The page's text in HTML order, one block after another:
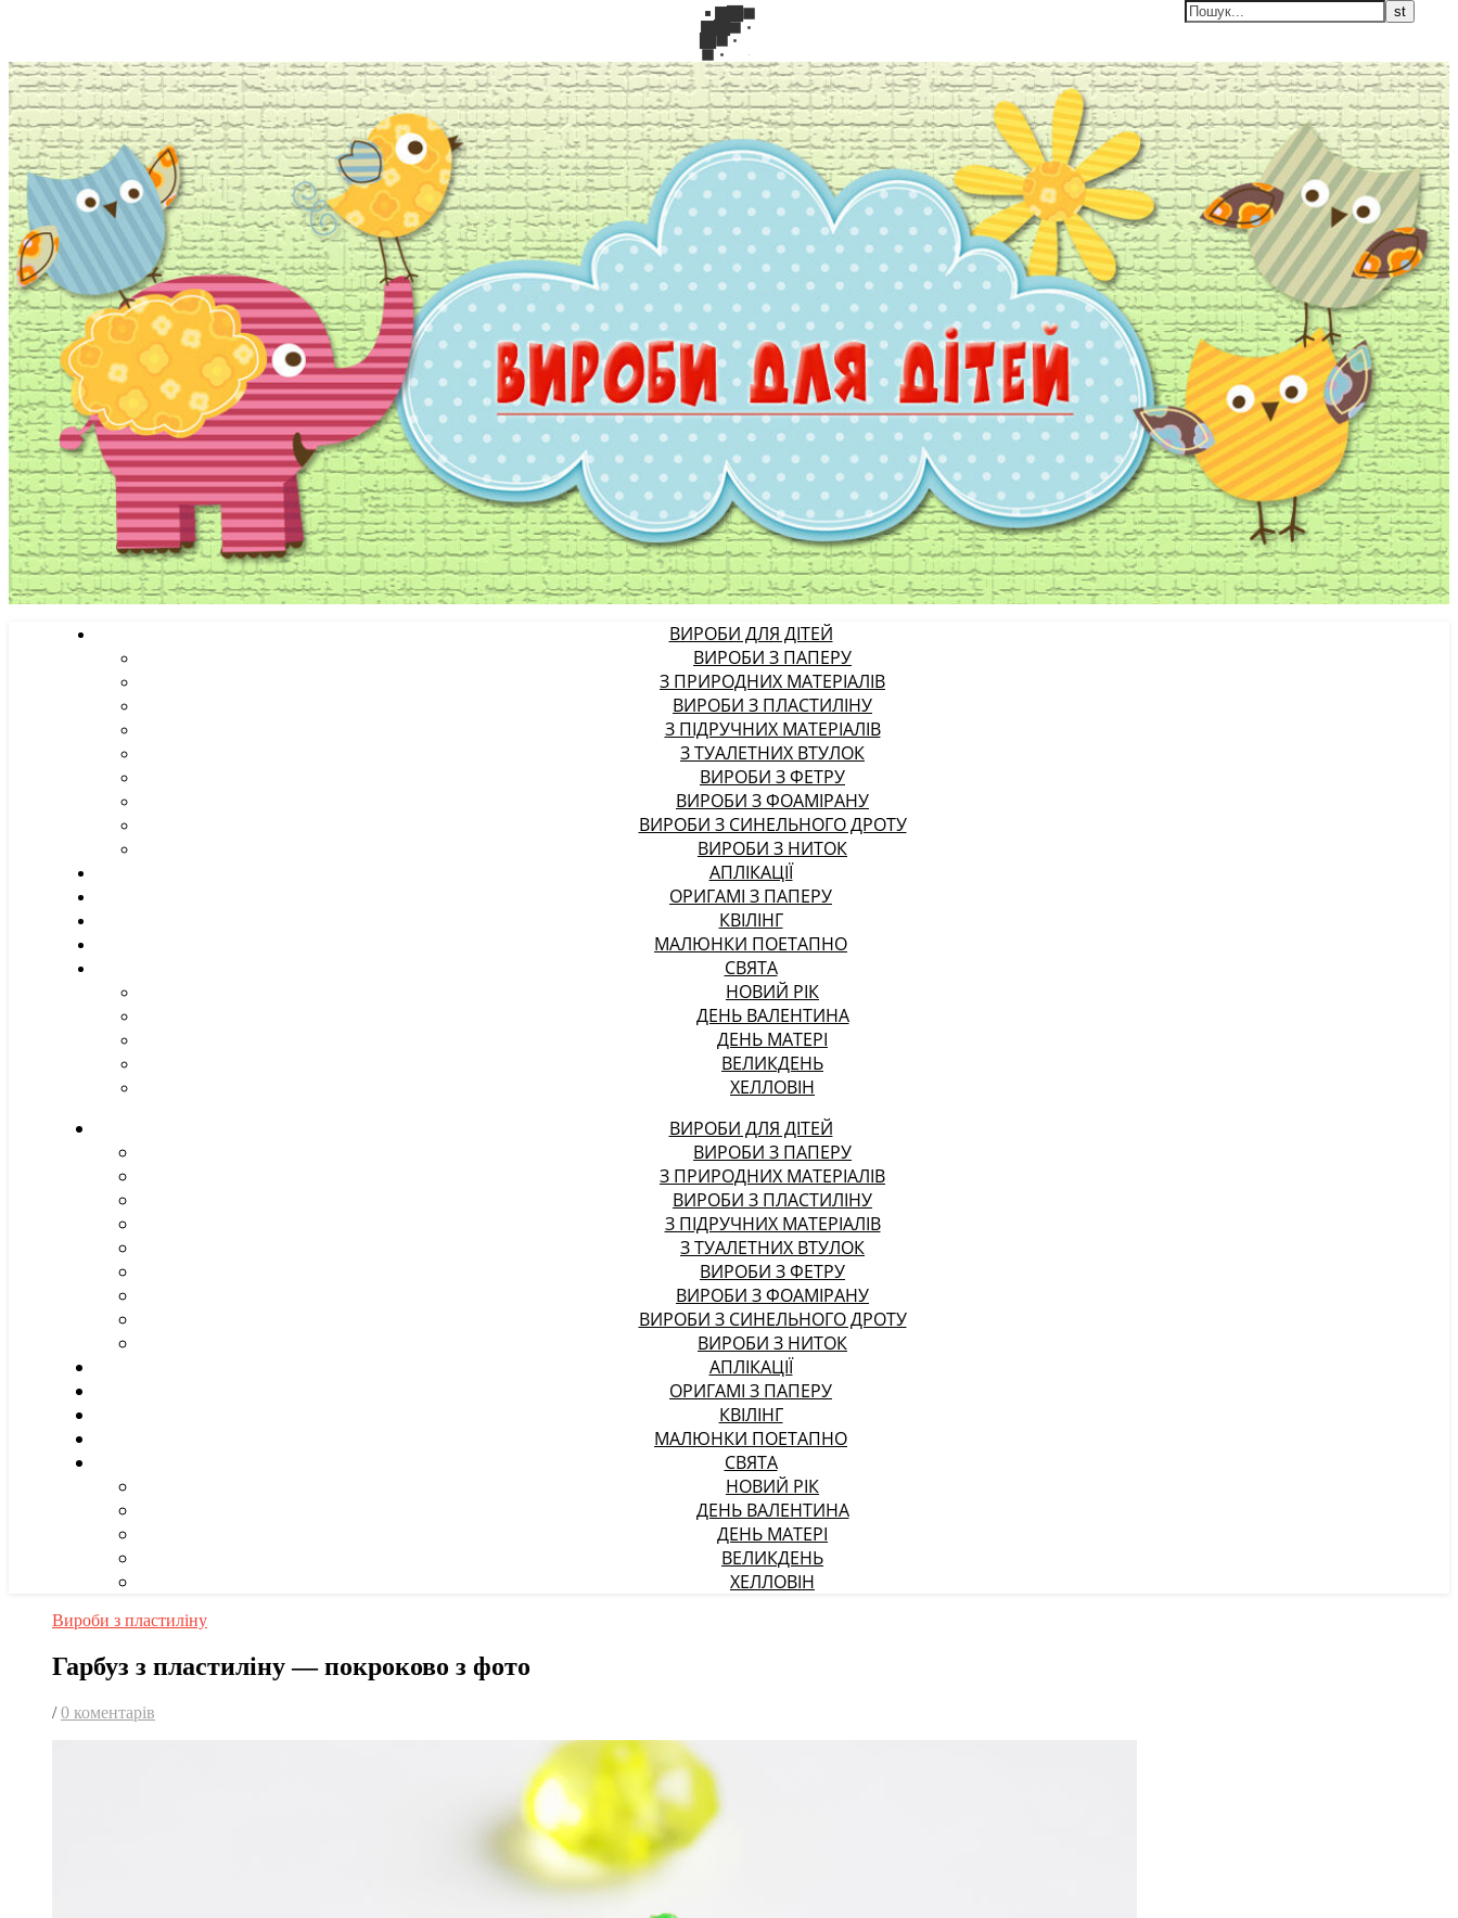
ВИРОБИ ДЛЯ ДІТЕЙ
ВИРОБИ З ПАПЕРУ
З ПРИРОДНИХ МАТЕРІАЛІВ
ВИРОБИ З ПЛАСТИЛІНУ
З ПІДРУЧНИХ МАТЕРІАЛІВ
З ТУАЛЕТНИХ ВТУЛОК
ВИРОБИ З ФЕТРУ
ВИРОБИ З ФОАМІРАНУ
ВИРОБИ З СИНЕЛЬНОГО ДРОТУ
ВИРОБИ З НИТОК
АПЛІКАЦІЇ
ОРИГАМІ З ПАПЕРУ
КВІЛІНГ
МАЛЮНКИ ПОЕТАПНО
СВЯТА
НОВИЙ РІК
ДЕНЬ ВАЛЕНТИНА
ДЕНЬ МАТЕРІ
ВЕЛИКДЕНЬ
ХЕЛЛОВІН
ВИРОБИ ДЛЯ ДІТЕЙ
ВИРОБИ З ПАПЕРУ
З ПРИРОДНИХ МАТЕРІАЛІВ
ВИРОБИ З ПЛАСТИЛІНУ
З ПІДРУЧНИХ МАТЕРІАЛІВ
З ТУАЛЕТНИХ ВТУЛОК
ВИРОБИ З ФЕТРУ
ВИРОБИ З ФОАМІРАНУ
ВИРОБИ З СИНЕЛЬНОГО ДРОТУ
ВИРОБИ З НИТОК
АПЛІКАЦІЇ
ОРИГАМІ З ПАПЕРУ
КВІЛІНГ
МАЛЮНКИ ПОЕТАПНО
СВЯТА
НОВИЙ РІК
ДЕНЬ ВАЛЕНТИНА
ДЕНЬ МАТЕРІ
ВЕЛИКДЕНЬ
ХЕЛЛОВІН
Вироби з пластиліну
Гарбуз з пластиліну — покроково з фото
/ 0 коментарів